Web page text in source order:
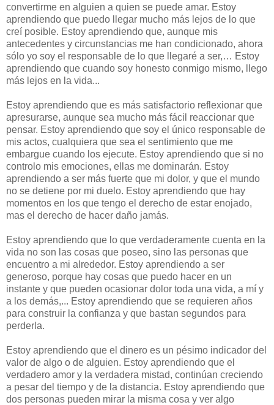
convertirme en alguien a quien se puede amar. Estoy
aprendiendo que puedo llegar mucho más lejos de lo que
creí posible. Estoy aprendiendo que, aunque mis
antecedentes y circunstancias me han condicionado, ahora
sólo yo soy el responsable de lo que llegaré a ser,… Estoy
aprendiendo que cuando soy honesto conmigo mismo, llego
más lejos en la vida...
Estoy aprendiendo que es más satisfactorio reflexionar que
apresurarse, aunque sea mucho más fácil reaccionar que
pensar. Estoy aprendiendo que soy el único responsable de
mis actos, cualquiera que sea el sentimiento que me
embargue cuando los ejecute. Estoy aprendiendo que si no
controlo mis emociones, ellas me dominarán. Estoy
aprendiendo a ser más fuerte que mi dolor, y que el mundo
no se detiene por mi duelo. Estoy aprendiendo que hay
momentos en los que tengo el derecho de estar enojado,
mas el derecho de hacer daño jamás.
Estoy aprendiendo que lo que verdaderamente cuenta en la
vida no son las cosas que poseo, sino las personas que
encuentro a mi alrededor. Estoy aprendiendo a ser
generoso, porque hay cosas que puedo hacer en un
instante y que pueden ocasionar dolor toda una vida, a mí y
a los demás,... Estoy aprendiendo que se requieren años
para construir la confianza y que bastan segundos para
perderla.
Estoy aprendiendo que el dinero es un pésimo indicador del
valor de algo o de alguien. Estoy aprendiendo que el
verdadero amor y la verdadera mistad, continúan creciendo
a pesar del tiempo y de la distancia. Estoy aprendiendo que
dos personas pueden mirar la misma cosa y ver algo